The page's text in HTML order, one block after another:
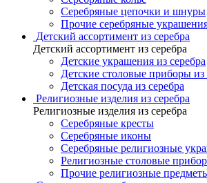
Серебряные цепочки и шнуры
Прочие серебряные
Детский ассортимент из серебра
Детский ассортимент из серебра
Детские украшения из серебра
Детские столовые приборы из
Детская посуда из серебра
Религиозные изделия из серебра
Религиозные изделия из серебра
Серебряные кресты
Серебряные иконы
Серебряные религиозные
Религиозные столовые
Прочие религиозные